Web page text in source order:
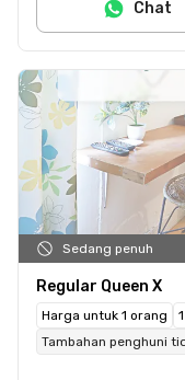
Chat
Sedang penuh
Regular Queen X
Harga untuk 1 orang
Tambahan penghuni